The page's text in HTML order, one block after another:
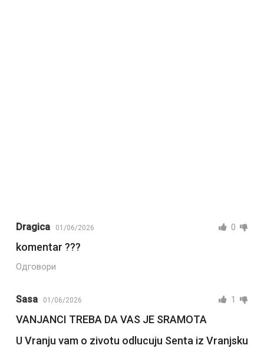
Dragica 01/06/2026 0
komentar ???
Одговори
Sasa 01/06/2026 1
VANJANCI TREBA DA VAS JE SRAMOTA
U Vranju vam o zivotu odlucuju Senta iz Vranjsku